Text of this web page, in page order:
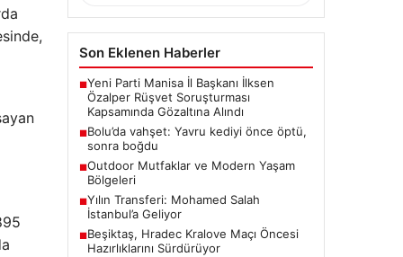
Son Eklenen Haberler
■Yeni Parti Manisa İl Başkanı İlksen
Özalper Rüşvet Soruşturması
Kapsamında Gözaltına Alındı
■Bolu’da vahşet: Yavru kediyi önce öptü,
sonra boğdu
■Outdoor Mutfaklar ve Modern Yaşam
Bölgeleri
■Yılın Transferi: Mohamed Salah
İstanbul’a Geliyor
■Beşiktaş, Hradec Kralove Maçı Öncesi
Hazırlıklarını Sürdürüyor